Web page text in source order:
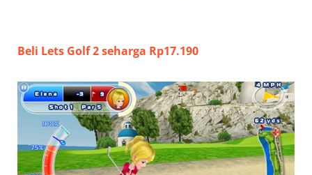
Beli Lets Golf 2 seharga Rp17.190